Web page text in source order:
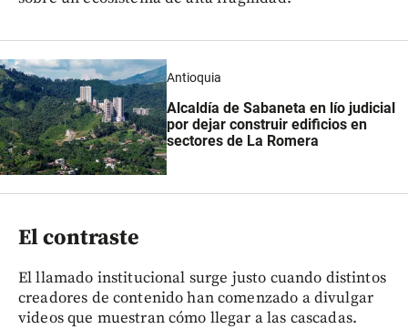
Antioquia
Alcaldía de Sabaneta en lío judicial
por dejar construir edificios en
sectores de La Romera
El contraste
El llamado institucional surge justo cuando distintos
creadores de contenido han comenzado a divulgar
videos que muestran cómo llegar a las cascadas.